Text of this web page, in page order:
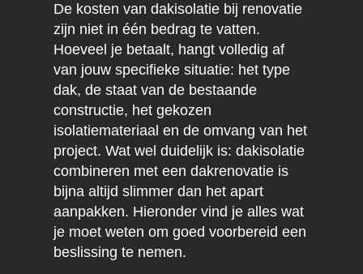
De kosten van dakisolatie bij renovatie
zijn niet in één bedrag te vatten.
Hoeveel je betaalt, hangt volledig af
van jouw specifieke situatie: het type
dak, de staat van de bestaande
constructie, het gekozen
isolatiemateriaal en de omvang van het
project. Wat wel duidelijk is: dakisolatie
combineren met een dakrenovatie is
bijna altijd slimmer dan het apart
aanpakken. Hieronder vind je alles wat
je moet weten om goed voorbereid een
beslissing te nemen.